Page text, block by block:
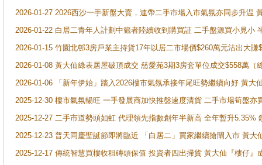
2026-01-27 2026西沙一手新盤大賣，連帶二手市場入市氣氛亦同步升温
2026-01-22 白居二青年人計劃中籤者陸續收到購買証 二手盤源買小見小
2026-01-15 竹園北邨3房戶業主持貨17年以居二市場價$260萬元沽出大賺
2026-01-08 黃大仙綠表居屋破頂成交 慈愛苑3期3房套單位成交$558萬（
2026-01-06 「新年伊始」踏入2026樓市氣氛承接年尾旺勢繼續向好 黃
2025-12-30 樓市氣氛暢旺 一手發展商加快推盤速度清貨 二手市場筍盤
2025-12-27 二手市道勢頭如虹 代理領先指數創年半新高 全年暫升5.35%
2025-12-23 普天同慶聖誕節即將臨近 「白居二」買家繼續搶閘入市 黃
2025-12-17 傳統智慧買樓收租磚頭保值 投資者四出掃貨 黃大仙『樓仔